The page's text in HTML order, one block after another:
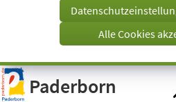
Visuelle
Assistenzsoftware
öffnen.
Tab)
Alle Cookies
Paderborn